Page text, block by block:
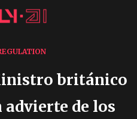
británico
de los